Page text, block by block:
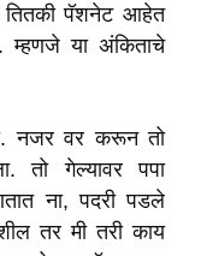
तितकी पॅशनेट आहेत
या अंकिताचे
नजर वर करून तो
तो गेल्यावर पपा
ना, पदरी पडले
तर मी तरी काय